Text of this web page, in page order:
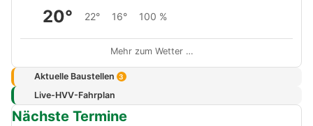
20° 22° 16° 100 %
Mehr zum Wetter …
Aktuelle Baustellen 3
Live-HVV-Fahrplan
Nächste Termine